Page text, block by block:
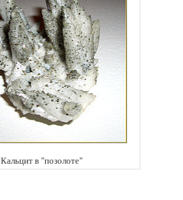
Кальцит в "позолоте"